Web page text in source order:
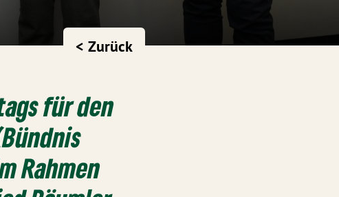
< Zurück
für den
Rahmen